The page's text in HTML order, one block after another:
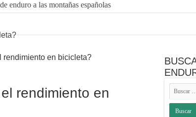
enduro a las montañas españolas
rendimiento en bicicleta?
rendimiento en